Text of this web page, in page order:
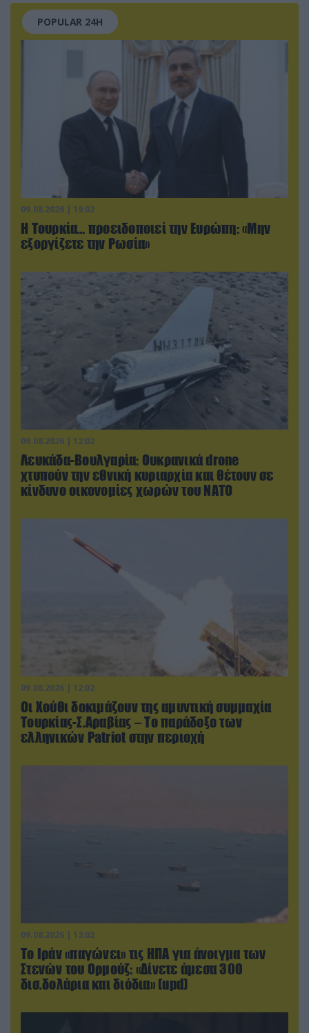
POPULAR 24H
09.08.2026 | 19:02
Η Τουρκία… προειδοποιεί την Ευρώπη: «Μην
εξοργίζετε την Ρωσία»
09.08.2026 | 12:02
Λευκάδα-Βουλγαρία: Ουκρανικά drone
χτυπούν την εθνική κυριαρχία και θέτουν σε
κίνδυνο οικονομίες χωρών του ΝΑΤΟ
09.08.2026 | 12:02
Οι Χούθι δοκιμάζουν της αμυντική συμμαχία
Τουρκίας-Σ.Αραβίας – Το παράδοξο των
ελληνικών Patriot στην περιοχή
09.08.2026 | 13:02
Το Ιράν «παγώνει» τις ΗΠΑ για άνοιγμα των
Στενών του Ορμούζ: «Δίνετε άμεσα 300
δισ.δολάρια και διόδια» (upd)